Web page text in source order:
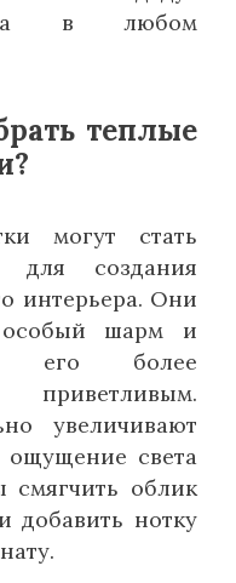
в любом
теплые
могут стать
для создания
интерьера. Они
шарм и
его более
приветливым.
увеличивают
ощущение света
облик
добавить нотку